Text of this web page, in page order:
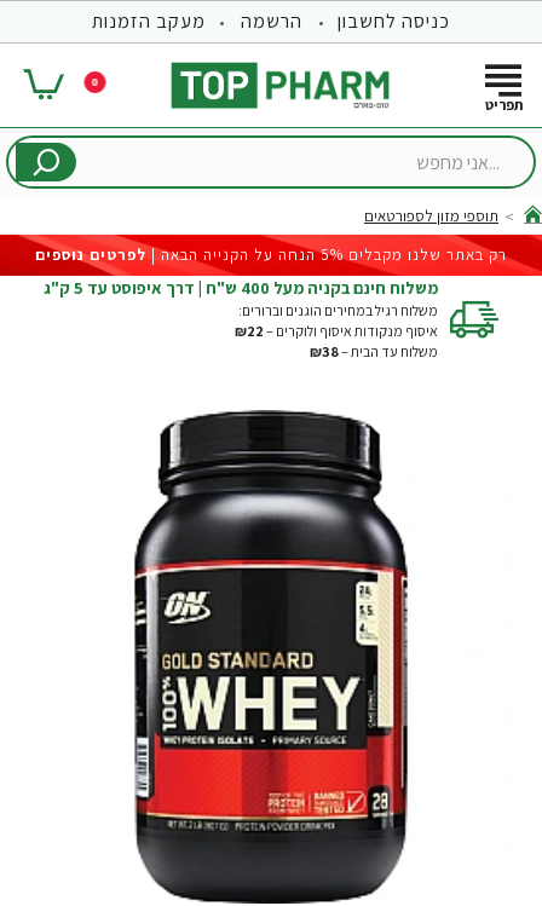
כניסה לחשבון הרשמה מעקב הזמנות
0
...אני
home
תוספי מזון לספורטאים
רק באתר שלנו מקבלים 5% הנחה על הקנייה הבאה |
לפרטים נוספים
משלוח חינם בקניה מעל 400 ש"ח | דרך איפוסט עד 5 ק"ג
משלוח רגיל במחירים הוגנים וברורים:
איסוף מנקודות איסוף ולוקרים – ₪22
משלוח עד הבית –₪38